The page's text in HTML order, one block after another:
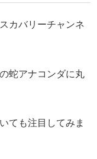
カバリーチャンネ
蛇アナコンダに丸
ても注目してみま